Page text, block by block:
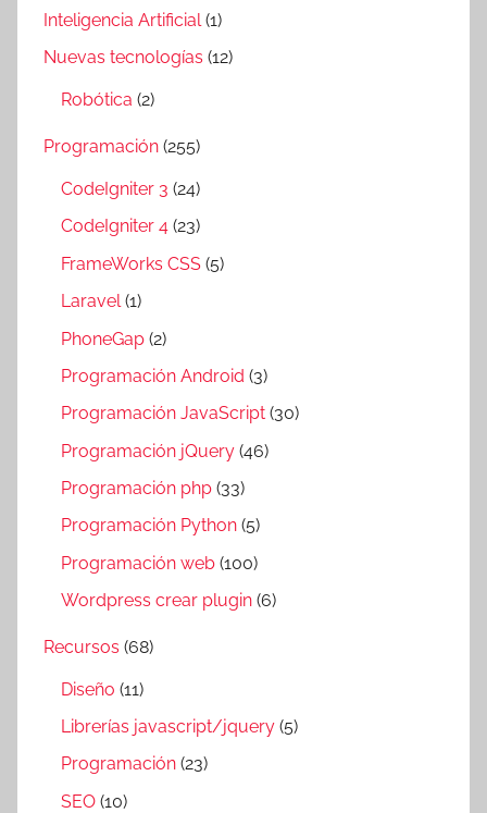
Inteligencia Artificial(1)
Nuevas tecnologías (12)
Robótica (2)
Programación (255)
CodeIgniter 3 (24)
CodeIgniter 4 (23)
FrameWorks CSS (5)
Laravel(1)
PhoneGap (2)
Programación Android (3)
Programación JavaScript (30)
Programación jQuery (46)
Programación php (33)
Programación Python (5)
Programación web (100)
Wordpress crear plugin (6)
Recursos (68)
Diseño (11)
Librerías javascript/jquery (5)
Programación (23)
SEO (10)